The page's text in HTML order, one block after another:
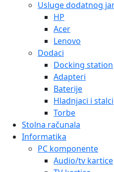
Usluge dodatnog
HP
Acer
Lenovo
Dodaci
Docking station
Adapteri
Baterije
Hladnjaci i stalci
Torbe
Stolna računala
Informatika
PC komponente
Audio/tv kartice